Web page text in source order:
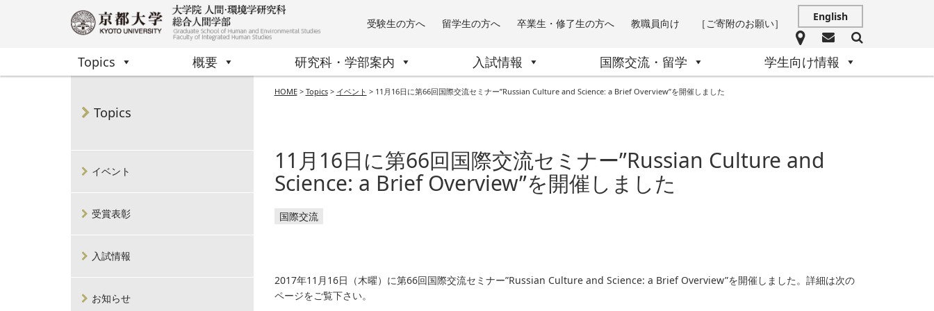
受験生の方へ 留学生の方へ 卒業生・修了生の方へ 教職員向け ［ご寄附のお願い］
English
Topics 概要 研究科・学部案内 入試情報 国際交流・留学 学生向け情報
HOME> Topics> イベント > 11月16日に第66回国際交流セミナー”Russian Culture and Science: a Brief Overview”を開催しました
11月16日に第66回国際交流セミナー”Russian Culture and
Science: a Brief Overview”を開催しました
国際交流
2017年11月16日（木曜）に第66回国際交流セミナー”Russian Culture and Science: a Brief Overview”を開催しました。詳細は次の
ページをご覧下さい。
Topics
イベント
受賞表彰
入試情報
お知らせ